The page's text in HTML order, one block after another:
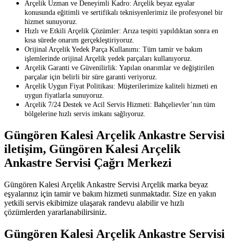
Arçelik Uzman ve Deneyimli Kadro: Arçelik beyaz eşyalar
konusunda eğitimli ve sertifikalı teknisyenlerimiz ile profesyonel bir
hizmet sunuyoruz.
Hızlı ve Etkili Arçelik Çözümler: Arıza tespiti yapıldıktan sonra en
kısa sürede onarım gerçekleştiriyoruz.
Orijinal Arçelik Yedek Parça Kullanımı: Tüm tamir ve bakım
işlemlerinde orijinal Arçelik yedek parçaları kullanıyoruz.
Arçelik Garanti ve Güvenilirlik: Yapılan onarımlar ve değiştirilen
parçalar için belirli bir süre garanti veriyoruz.
Arçelik Uygun Fiyat Politikası: Müşterilerimize kaliteli hizmeti en
uygun fiyatlarla sunuyoruz.
Arçelik 7/24 Destek ve Acil Servis Hizmeti: Bahçelievler’nın tüm
bölgelerine hızlı servis imkanı sağlıyoruz.
Güngören Kalesi Arçelik Ankastre Servisi
iletişim, Güngören Kalesi Arçelik
Ankastre Servisi Çağrı Merkezi
Güngören Kalesi Arçelik Ankastre Servisi Arçelik marka beyaz
eşyalarınız için tamir ve bakım hizmeti sunmaktadır. Size en yakın
yetkili servis ekibimize ulaşarak randevu alabilir ve hızlı
çözümlerden yararlanabilirsiniz.
Güngören Kalesi Arçelik Ankastre Servisi